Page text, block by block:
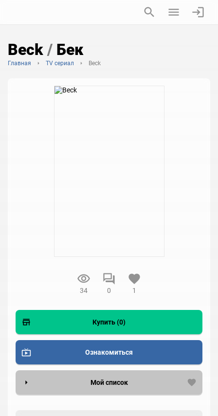
Beck / Бек
Главная TV сериал Beck
34 0 1
Купить (0)
Ознакомиться
Мой список